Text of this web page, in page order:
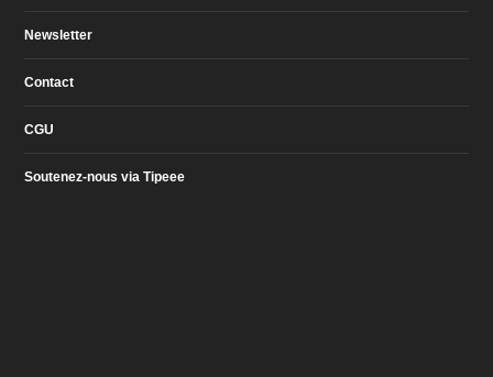
Newsletter
Contact
CGU
Soutenez-nous via Tipeee